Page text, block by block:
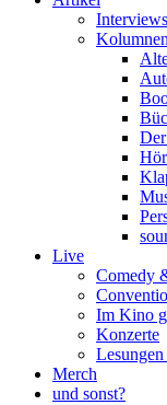
Interviews
Kolumnen
Live
Comedy
Im Kino
Konzerte
Merch
und sonst?